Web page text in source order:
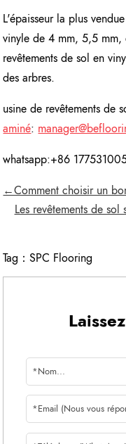
L'épaisseur la plus
vinyle de 4 mm, 5,5 mm,
revêtements de sol en
des arbres.
usine de revêtements de
aminé:
whatsapp:+86
←Comment choisir un
Les revêtements de
Tag：SPC Flooring